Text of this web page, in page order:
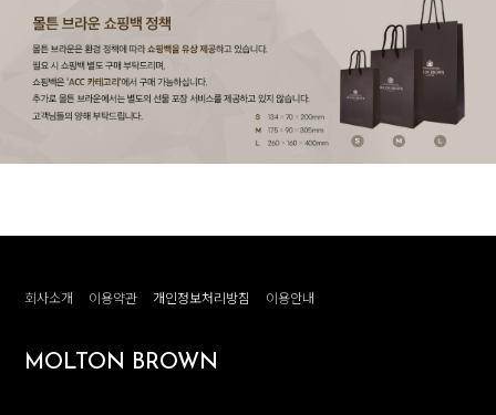
회사소개 이용약관 개인정보처리방침 이용안내
MOLTON BROWN